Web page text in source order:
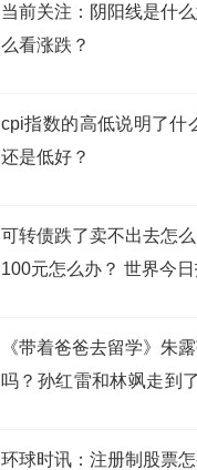
当前关注：阴阳线是什
么看涨跌？
cpi指数的高低说明了什
还是低好？
可转债跌了卖不出去怎
100元怎么办？ 世界今日
《带着爸爸去留学》朱
吗？孙红雷和林飒走到
环球时讯：注册制股票